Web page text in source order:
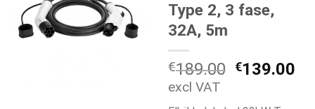
Type 2, 3 fase,
32A, 5m
€189.00 Den
pris
€139.00
excl VAT